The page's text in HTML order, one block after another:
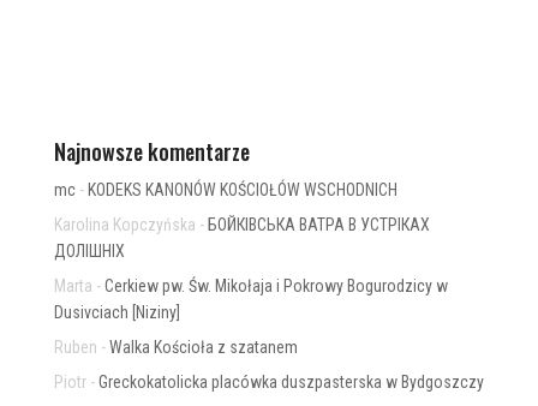
Najnowsze komentarze
mc- KODEKS KANONÓW KOŚCIOŁÓW WSCHODNICH
Karolina Kopczyńska - БОЙКІВСЬКА ВАТРА В УСТРІКАХ
ДОЛІШНІХ
Marta -Cerkiew pw. Św. Mikołaja i Pokrowy Bogurodzicy w
Dusivciach [Niziny]
Ruben -Walka Kościoła z szatanem
Piotr-Greckokatolicka placówka duszpasterska w Bydgoszczy